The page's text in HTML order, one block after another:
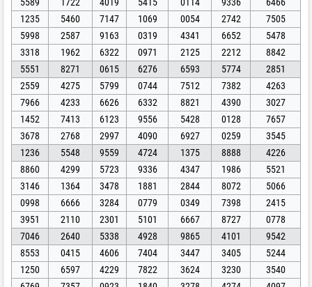
1235
5460 7147 1069 0054 2742
7505
5998
2587 9163 0319 4341 6652
5478
3318
1962 6322 0971 2125 2212
8842
5551
8271 0615 6276 6593 5774
2851
2559
4275 5799 0744 7512 7382
4263
7966
4233 6626 6332 8821 4390
3027
1452
7413 6123 9556 5428 0128
7657
3678
2768 2997 4090 6927 0259
3545
1236
5548 9559 4724 1375 8888
4226
8860
4299 5723 9336 4347 1986
5521
3146
1364 3478 1881 2844 8072
5066
0998
6666 3284 0779 0349 7398
2415
3951
2110 2301 5101 6667 8727
0778
7046
2640 5338 4928 9865 4101
9542
8553
0415 4606 7404 3447 3405
5244
1250
6597 4229 7822 3624 3230
3540